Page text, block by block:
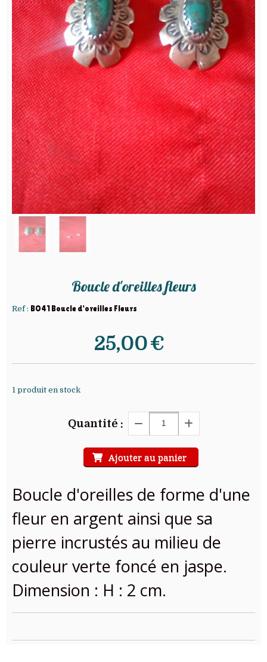
Boucle d'oreilles fleurs
Ref : BO41 Boucle d'oreilles Fleurs
25,00€
1 produit en stock
Quantité :
Ajouter au panier
Boucle d'oreilles de forme d'une
fleur en argent ainsi que sa
pierre incrustés au milieu de
couleur verte foncé en jaspe.
Dimension : H : 2 cm.